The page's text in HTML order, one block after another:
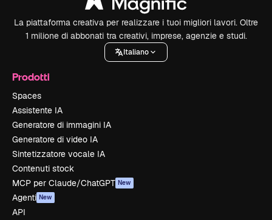
La piattaforma creativa per realizzare i tuoi migliori lavori. Oltre
1 milione di abbonati tra creativi, imprese, agenzie e studi.
Italiano
Prodotti
Spaces
Assistente IA
Generatore di immagini IA
Generatore di video IA
Sintetizzatore vocale IA
Contenuti stock
MCP per Claude/ChatGPT New
Agenti New
API